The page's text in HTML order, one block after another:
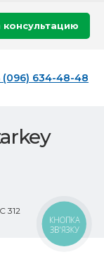
консультацию
(096) 634-48-48
312
КНОПКА
ЗВ'ЯЗКУ